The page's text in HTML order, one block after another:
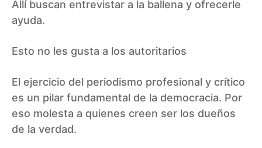
Allí buscan entrevistar a la ballena y ofrecerle
ayuda.
Esto no les gusta a los autoritarios
El ejercicio del periodismo profesional y crítico
es un pilar fundamental de la democracia. Por
eso molesta a quienes creen ser los dueños
de la verdad.